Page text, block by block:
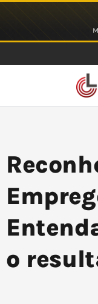
o